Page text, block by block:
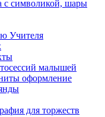
с символикой, шары
Учителя
малышей
оформление
для торжеств